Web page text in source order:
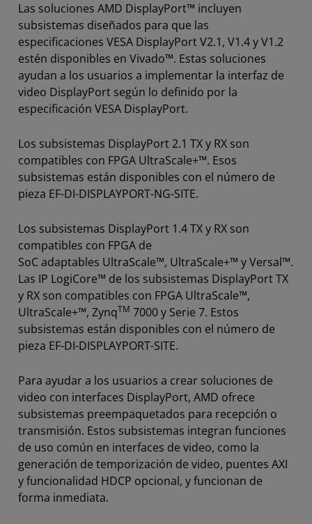
Las soluciones AMD DisplayPort™ incluyen
subsistemas diseñados para que las
especificaciones VESA DisplayPort V2.1, V1.4 y V1.2
estén disponibles en Vivado™. Estas soluciones
ayudan a los usuarios a implementar la interfaz de
video DisplayPort según lo definido por la
especificación VESA DisplayPort.
Los subsistemas DisplayPort 2.1 TX y RX son
compatibles con FPGA UltraScale+™. Esos
subsistemas están disponibles con el número de
pieza EF-DI-DISPLAYPORT-NG-SITE.
Los subsistemas DisplayPort 1.4 TX y RX son
compatibles con FPGA de
SoC adaptables UltraScale™, UltraScale+™ y Versal™.
Las IP LogiCore™ de los subsistemas DisplayPort TX
y RX son compatibles con FPGA UltraScale™,
UltraScale+™, ZynqTM 7000 y Serie 7. Estos
subsistemas están disponibles con el número de
pieza EF-DI-DISPLAYPORT-SITE.
Para ayudar a los usuarios a crear soluciones de
video con interfaces DisplayPort, AMD ofrece
subsistemas preempaquetados para recepción o
transmisión. Estos subsistemas integran funciones
de uso común en interfaces de video, como la
generación de temporización de video, puentes AXI
y funcionalidad HDCP opcional, y funcionan de
forma inmediata.